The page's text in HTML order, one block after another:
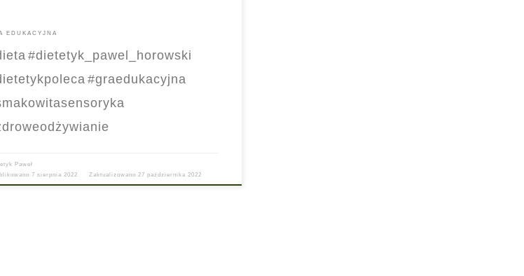
EDUKACYJNA
#dietetyk_pawel_horowski
#graedukacyjna
Paweł
7 sierpnia 2022 Zaktualizowano27 października 2022